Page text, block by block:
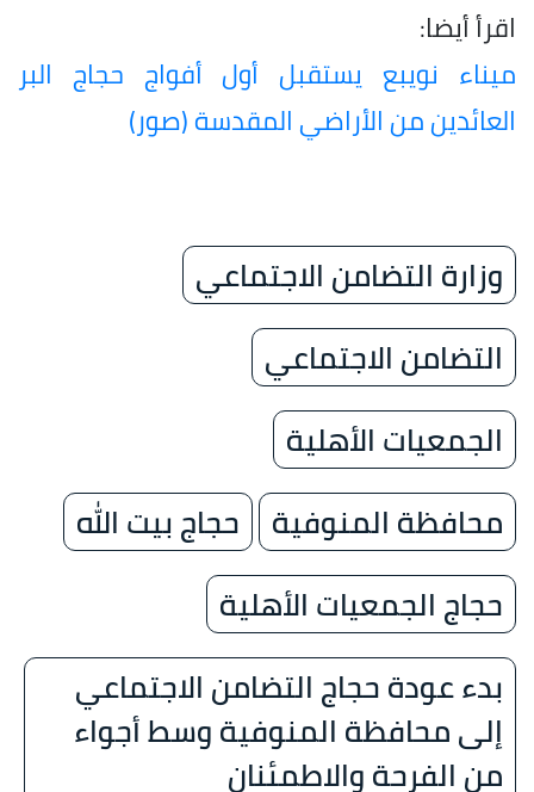
اقرأ أيضا:
ميناء نويبع يستقبل أول أفواج حجاج البر
العائدين من الأراضي المقدسة (صور)
وزارة التضامن الاجتماعي
التضامن الاجتماعي
الجمعيات الأهلية
محافظة المنوفية
حجاج بيت الله
حجاج الجمعيات الأهلية
بدء عودة حجاج التضامن الاجتماعي
إلى محافظة المنوفية وسط أجواء
من الفرحة والاطمئنان